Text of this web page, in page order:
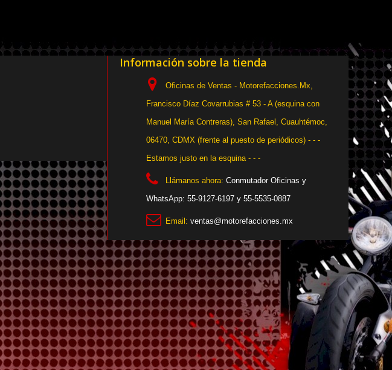
Información sobre la tienda
Oficinas de Ventas - Motorefacciones.Mx,
Francisco Díaz Covarrubias # 53 - A (esquina con
Manuel María Contreras), San Rafael, Cuauhtémoc,
06470, CDMX (frente al puesto de periódicos) - - -
Estamos justo en la esquina - - -
Llámanos ahora: Conmutador Oficinas y
WhatsApp: 55-9127-6197 y 55-5535-0887
Email: ventas@motorefacciones.mx